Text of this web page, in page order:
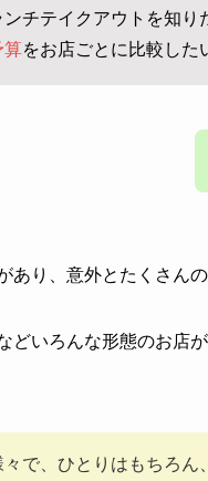
ンチテイクアウトを知り
算をお店ごとに比較した
あり、意外とたくさん
いろんな形態のお店が
で、ひとりはもちろん、